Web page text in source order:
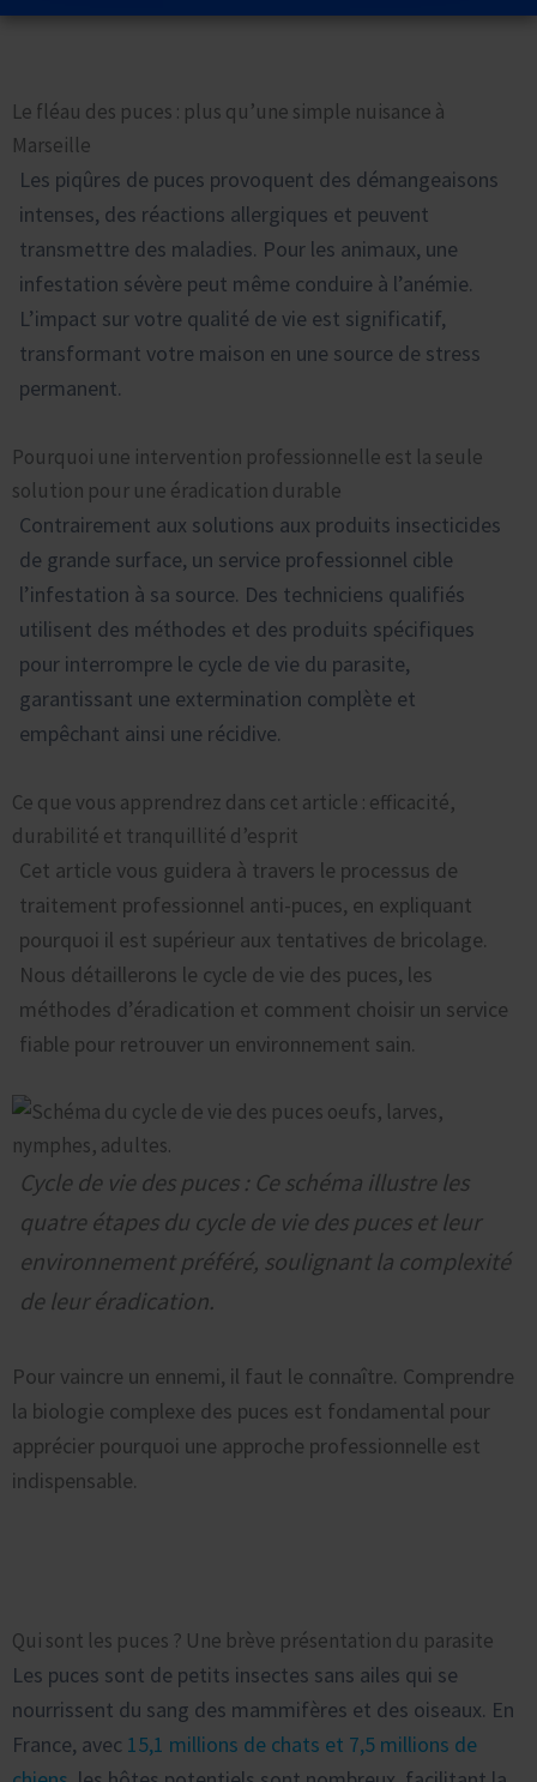
Le fléau des puces : plus qu’une simple nuisance à
Marseille
Les piqûres de puces provoquent des démangeaisons
intenses, des réactions allergiques et peuvent
transmettre des maladies. Pour les animaux, une
infestation sévère peut même conduire à l’anémie.
L’impact sur votre qualité de vie est significatif,
transformant votre maison en une source de stress
permanent.
Pourquoi une intervention professionnelle est la seule
solution pour une éradication durable
Contrairement aux solutions aux produits insecticides
de grande surface, un service professionnel cible
l’infestation à sa source. Des techniciens qualifiés
utilisent des méthodes et des produits spécifiques
pour interrompre le cycle de vie du parasite,
garantissant une extermination complète et
empêchant ainsi une récidive.
Ce que vous apprendrez dans cet article : efficacité,
durabilité et tranquillité d’esprit
Cet article vous guidera à travers le processus de
traitement professionnel anti-puces, en expliquant
pourquoi il est supérieur aux tentatives de bricolage.
Nous détaillerons le cycle de vie des puces, les
méthodes d’éradication et comment choisir un service
fiable pour retrouver un environnement sain.
Cycle de vie des puces : Ce schéma illustre les
quatre étapes du cycle de vie des puces et leur
environnement préféré, soulignant la complexité
de leur éradication.
Pour vaincre un ennemi, il faut le connaître. Comprendre
la biologie complexe des puces est fondamental pour
apprécier pourquoi une approche professionnelle est
indispensable.
Qui sont les puces ? Une brève présentation du parasite
Les puces sont de petits insectes sans ailes qui se
nourrissent du sang des mammifères et des oiseaux. En
France, avec 15,1 millions de chats et 7,5 millions de